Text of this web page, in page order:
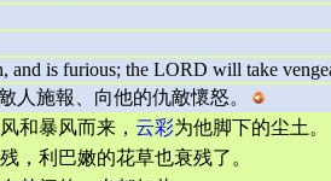
is furious; the LORD will take
施報、向他的仇敵懷怒。
和暴风而来， 云彩为他脚下的尘土。
，利巴嫩的花草也衰残了。